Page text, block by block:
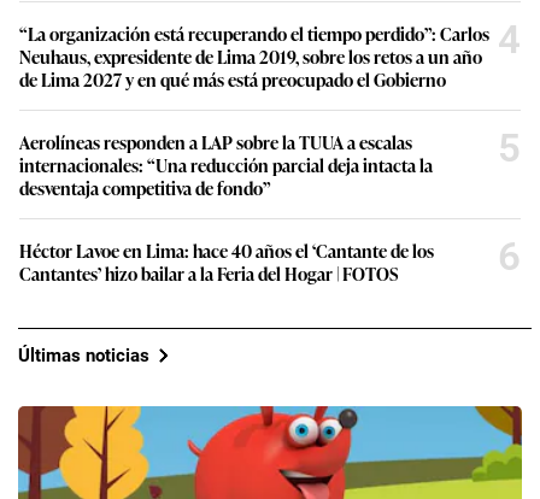
“La organización está recuperando el tiempo perdido”: Carlos
Neuhaus, expresidente de Lima 2019, sobre los retos a un año
de Lima 2027 y en qué más está preocupado el Gobierno
4
Aerolíneas responden a LAP sobre la TUUA a escalas
internacionales: “Una reducción parcial deja intacta la
desventaja competitiva de fondo”
5
Héctor Lavoe en Lima: hace 40 años el ‘Cantante de los
Cantantes’ hizo bailar a la Feria del Hogar | FOTOS
6
Últimas noticias